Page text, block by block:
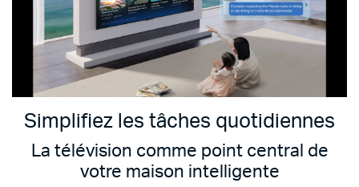
Simplifiez les tâches quotidiennes
La télévision comme point central de
votre maison intelligente